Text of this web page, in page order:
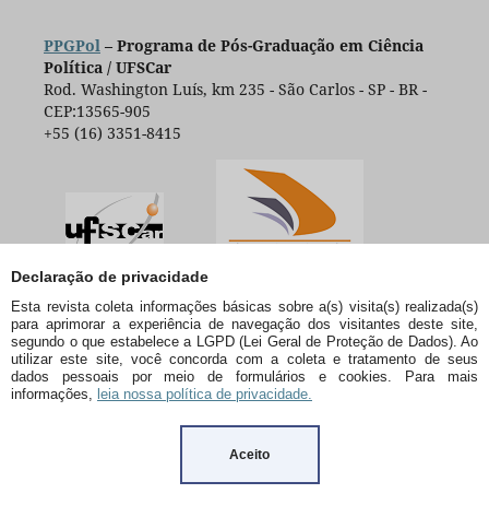
Declaração de privacidade
Esta revista coleta informações básicas sobre a(s) visita(s) realizada(s)
para aprimorar a experiência de navegação dos visitantes deste site,
segundo o que estabelece a LGPD (Lei Geral de Proteção de Dados). Ao
utilizar este site, você concorda com a coleta e tratamento de seus
dados pessoais por meio de formulários e cookies. Para mais
informações, leia nossa política de privacidade.
Aceito
PPGPol– Programa de Pós-Graduação em Ciência
Política / UFSCar
Rod. Washington Luís, km 235 - São Carlos - SP - BR -
CEP:13565-905
+55 (16) 3351-8415